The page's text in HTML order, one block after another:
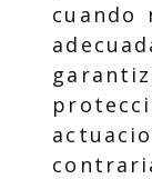
cuando